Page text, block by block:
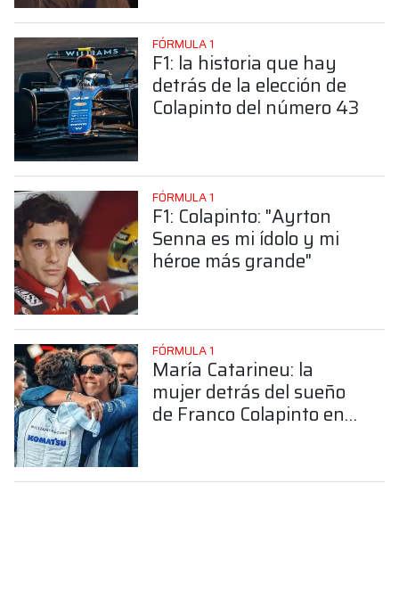
FÓRMULA 1
F1: la historia que hay
detrás de la elección de
Colapinto del número 43
FÓRMULA 1
F1: Colapinto: "Ayrton
Senna es mi ídolo y mi
héroe más grande"
FÓRMULA 1
María Catarineu: la
mujer detrás del sueño
de Franco Colapinto en